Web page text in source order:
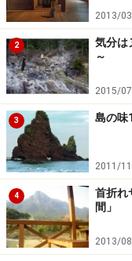
2013/
2
気分は
～
2015/
3 島の味
2011/
4
首折れ
間」
2013/